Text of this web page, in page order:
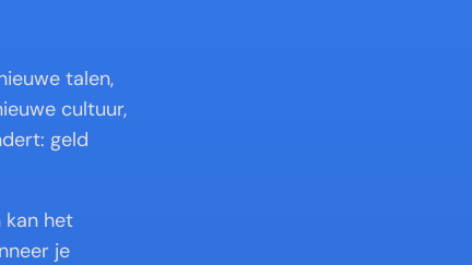
talen,
cultuur,
geld
kan het
je